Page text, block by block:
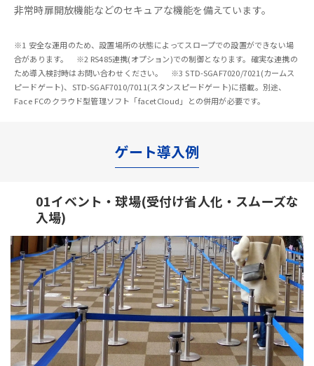
非常時扉開放機能などのセキュアな機能を備えています。
※1 安全な運用のため、設置場所の状態によってスロープでの設置ができない場
合があります。 ※2 RS485連携(オプション)での制御となります。確実な連携の
ため導入検討時はお問い合わせください。 ※3 STD-SGAF7020/7021(カームス
ピードゲート)、STD-SGAF7010/7011(スタンスピードゲート)に搭載。別途、
Face FCのクラウド型管理ソフト「facetCloud」との併用が必要です。
ゲート導入例
01イベント・球場(受付け省人化・スムーズな
入場)